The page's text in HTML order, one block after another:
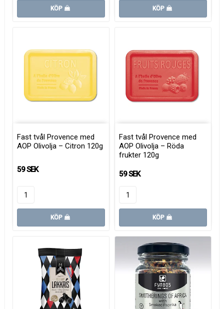
KÖP KÖP
Fast tvål Provence med
AOP Olivolja – Citron 120g
59 SEK
KÖP
Fast tvål Provence med
AOP Olivolja – Röda
frukter 120g
59 SEK
KÖP